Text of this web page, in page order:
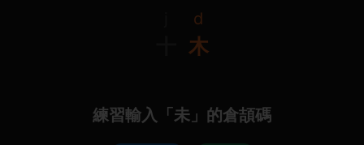
d
木
練習輸入「未」的倉頡碼